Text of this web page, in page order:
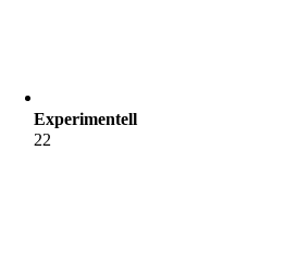
Experimentell
22